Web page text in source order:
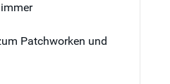
Patchworken und